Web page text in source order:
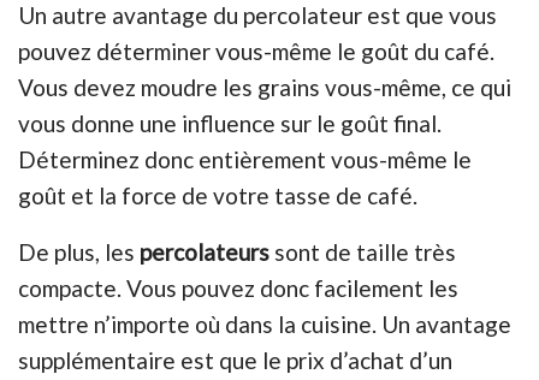
Un autre avantage du percolateur est que vous
pouvez déterminer vous-même le goût du café.
Vous devez moudre les grains vous-même, ce qui
vous donne une influence sur le goût final.
Déterminez donc entièrement vous-même le
goût et la force de votre tasse de café.
De plus, les percolateurs sont de taille très
compacte. Vous pouvez donc facilement les
mettre n’importe où dans la cuisine. Un avantage
supplémentaire est que le prix d’achat d’un